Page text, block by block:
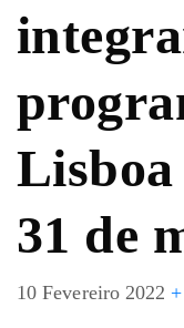
Lisboa
31 de
10 Fevereiro 2022